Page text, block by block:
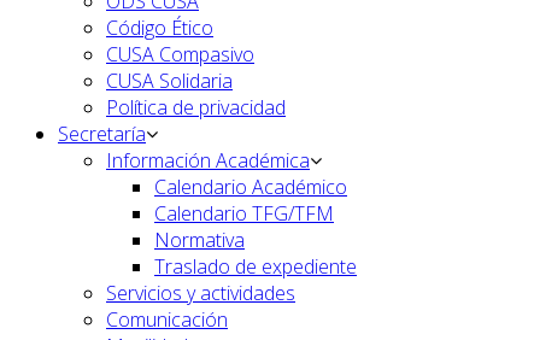
Código Ético
CUSA Compasivo
CUSA Solidaria
Política de privacidad
Secretaría
Información Académica
Calendario Académico
Calendario TFG/TFM
Normativa
Traslado de expediente
Servicios y actividades
Comunicación